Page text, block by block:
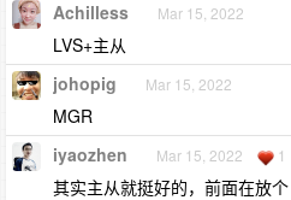
Achilless Mar 15, 2022
LVS+主从
johopig Mar 15, 2022
MGR
iyaozhen Mar 15, 2022 1
其实主从就挺好的，前面在放